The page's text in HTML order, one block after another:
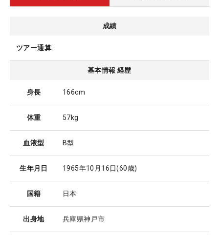
成績
ツアー通算
基本情報 経歴
身長 166cm
体重 57kg
血液型 B型
生年月日 1965年10月16日(60歳)
国籍 日本
出身地 兵庫県神戸市